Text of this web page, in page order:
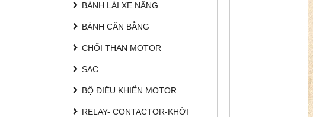
BÁNH LÁI XE NÂNG
BÁNH CÂN BẰNG
CHỔI THAN MOTOR
SẠC
BỘ ĐIỀU KHIỂN MOTOR
RELAY- CONTACTOR-KHỞI